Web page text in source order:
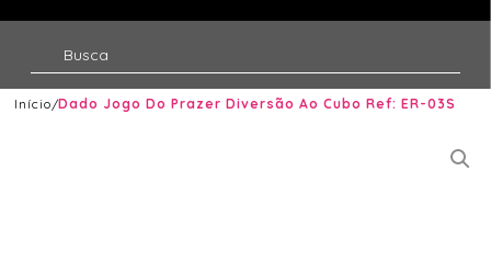
Início Dado Jogo Do Prazer Diversão Ao Cubo Ref: ER-03S